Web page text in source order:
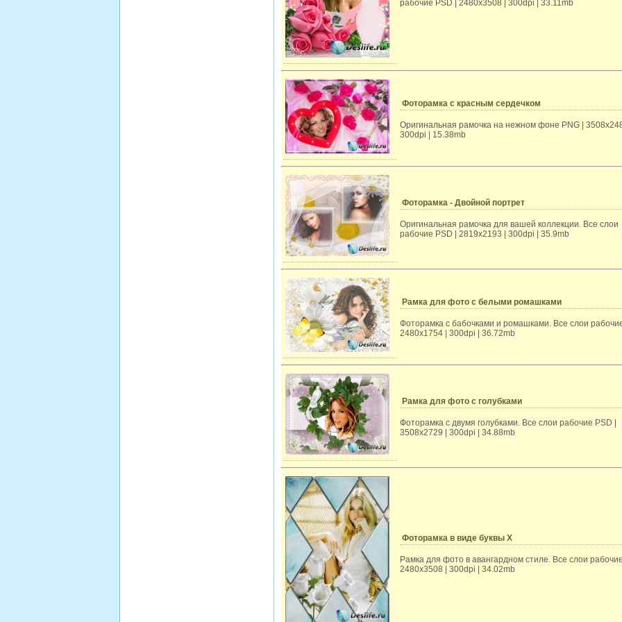
рабочие PSD | 2480х3508 | 300dpi | 33.11mb
Фоторамка с красным сердечком
Оригинальная рамочка на нежном фоне PNG |
300dpi | 15.38mb
Фоторамка - Двойной портрет
Оригинальная рамочка для вашей коллекции. Все слои
рабочие PSD | 2819х2193 | 300dpi | 35.9mb
Рамка для фото с белыми ромашками
Фоторамка с бабочками и ромашками. Все слои
2480х1754 | 300dpi | 36.72mb
Рамка для фото с голубками
Фоторамка с двумя голубками. Все слои рабочие PSD |
3508х2729 | 300dpi | 34.88mb
Фоторамка в виде буквы Х
Рамка для фото в авангардном стиле. Все слои
2480х3508 | 300dpi | 34.02mb